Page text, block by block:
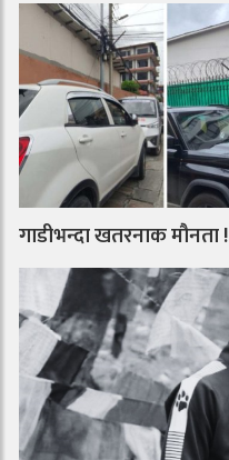
गाडीभन्दा खतरनाक मौनता !